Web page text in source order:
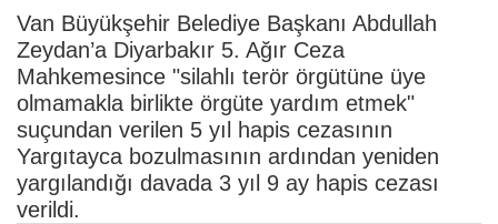
Van Büyükşehir Belediye Başkanı Abdullah
Zeydan’a Diyarbakır 5. Ağır Ceza
Mahkemesince "silahlı terör örgütüne üye
olmamakla birlikte örgüte yardım etmek"
suçundan verilen 5 yıl hapis cezasının
Yargıtayca bozulmasının ardından yeniden
yargılandığı davada 3 yıl 9 ay hapis cezası
verildi.